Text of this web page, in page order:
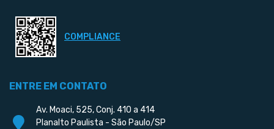
COMPLIANCE
ENTRE EM CONTATO
Av. Moaci, 525, Conj. 410 a 414
Planalto Paulista - São Paulo/SP